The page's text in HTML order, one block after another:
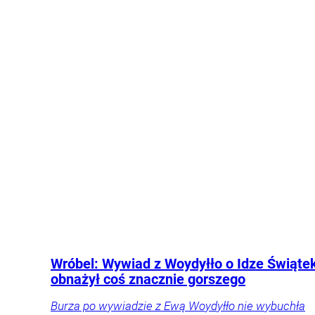
Wróbel: Wywiad z Woydyłło o Idze
obnażył coś znacznie gorszego
Burza po wywiadzie z Ewą Woydyłło nie wybuchła